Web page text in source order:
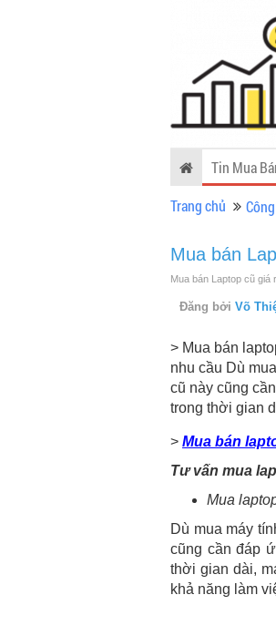
Tin Mua
Trang chủ
Mua bán
Mua bán Laptop cũ giá
Đăng bởi Võ
> Mua bán
nhu cầu Dù
cũ này cũng
trong thời gian
> Mua bán
Tư vấn mua
Mua
Dù mua máy
cũng cần đáp
thời gian dài,
khả năng làm